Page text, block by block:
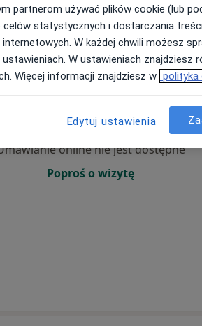
Ndz, Pon,
online nie jest dostępne
Poproś o wizytę
partnerom używać plików cookie (lub
celów statystycznych i dostarczania
W każdej chwili możesz
W ustawieniach znajdziesz
Więcej informacji znajdziesz w polityka
Edytuj ustawienia